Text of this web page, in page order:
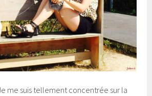
me suis tellement concentrée sur la